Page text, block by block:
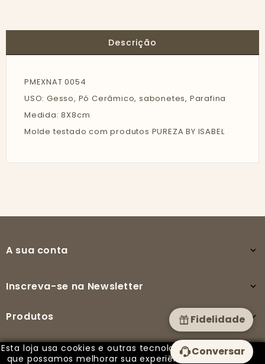
Descrição
PMEXNAT 0054
USO: Gesso, Pó Cerâmico, sabonetes, Parafina
Medida: 8X8cm
Molde testado com produtos PUREZA BY ISABEL
A sua conta 
Inscreva-se na Newsletter 
Produtos 
A nossa empresa 
Esta loja usa cookies e outras tecnologias para
que possamos melhorar sua experiência em
Conversar
Fidelidade